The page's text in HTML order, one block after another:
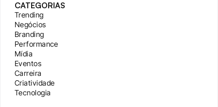
CATEGORIAS
Trending
Negócios
Branding
Performance
Mídia
Eventos
Carreira
Criatividade
Tecnologia